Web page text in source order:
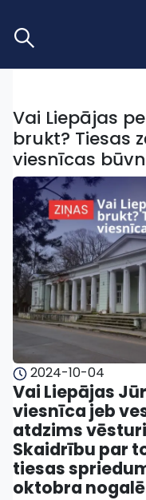
Vai Liepājas
brukt? Tiesas
viesnīcas
2024-10-04
Vai Liepājas
viesnīca jeb
atdzims
Skaidrību par
tiesas
oktobra